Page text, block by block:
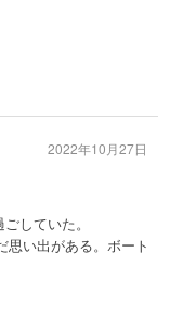
していた。
思い出がある。ボート
2022年10月27日